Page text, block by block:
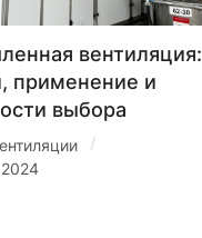
вентиляция:
применение и
выбора
/
2024